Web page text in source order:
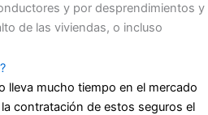
y por desprendimientos y
de las viviendas, o incluso
lleva mucho tiempo en el mercado
contratación de estos seguros el